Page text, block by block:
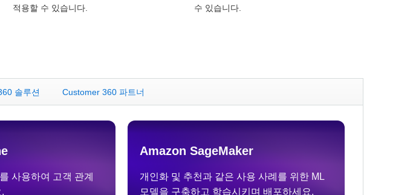
적용할 수 있습니다.
수 있습니다.
솔루션 Customer 360 파트너
사용하여 고객 관계
Amazon SageMaker
개인화 및 추천과 같은 사용 사례를 위한 ML
모델을 구축하고 학습시키며 배포하세요.